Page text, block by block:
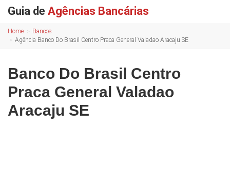
Guia de Agências Bancárias
Home
Bancos
Agência Banco Do Brasil Centro Praca General Valadao Aracaju SE
Banco Do Brasil Centro
Praca General Valadao
Aracaju SE